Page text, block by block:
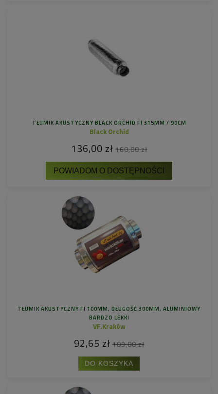
TŁUMIK AKUSTYCZNY BLACK ORCHID FI 315MM / 90CM
Black Orchid
136,00 zł 160,00 zł
POWIADOM O DOSTĘPNOŚCI
TŁUMIK AKUSTYCZNY FI 100MM, DŁUGOŚĆ 300MM, ALUMINIOWY
BARDZO LEKKI
VF.Kraków
92,65 zł 109,00 zł
DO KOSZYKA